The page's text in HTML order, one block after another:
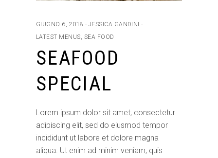
GIUGNO 6, 2018
JESSICA GANDINI
LATEST MENUS, SEA FOOD
SEAFOOD
SPECIAL
Lorem ipsum dolor sit amet, consectetur
adipiscing elit, sed do eiusmod tempor
incididunt ut labore et dolore magna
aliqua. Ut enim ad minim veniam, quis